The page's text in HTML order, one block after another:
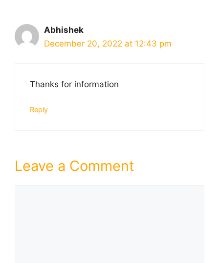
Abhishek
December 20, 2022 at 12:43 pm
Thanks for information
Reply
Leave a Comment